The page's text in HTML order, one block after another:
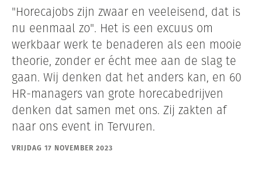
"Horecajobs zijn zwaar en veeleisend, dat is
nu eenmaal zo". Het is een excuus om
werkbaar werk te benaderen als een mooie
theorie, zonder er écht mee aan de slag te
gaan. Wij denken dat het anders kan, en 60
HR-managers van grote horecabedrijven
denken dat samen met ons. Zij zakten af
naar ons event in Tervuren.
VRIJDAG 17 NOVEMBER 2023